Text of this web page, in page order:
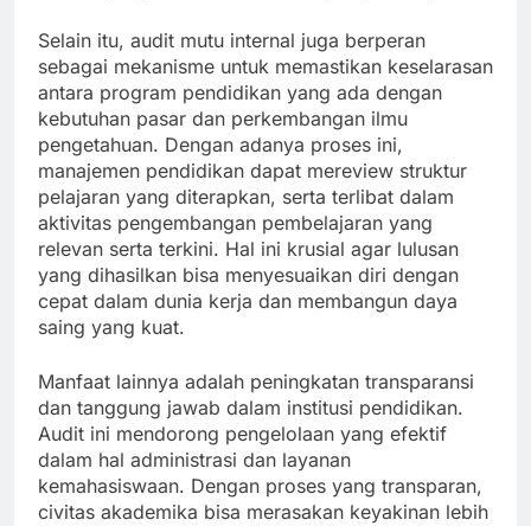
Selain itu, audit mutu internal juga berperan
sebagai mekanisme untuk memastikan keselarasan
antara program pendidikan yang ada dengan
kebutuhan pasar dan perkembangan ilmu
pengetahuan. Dengan adanya proses ini,
manajemen pendidikan dapat mereview struktur
pelajaran yang diterapkan, serta terlibat dalam
aktivitas pengembangan pembelajaran yang
relevan serta terkini. Hal ini krusial agar lulusan
yang dihasilkan bisa menyesuaikan diri dengan
cepat dalam dunia kerja dan membangun daya
saing yang kuat.
Manfaat lainnya adalah peningkatan transparansi
dan tanggung jawab dalam institusi pendidikan.
Audit ini mendorong pengelolaan yang efektif
dalam hal administrasi dan layanan
kemahasiswaan. Dengan proses yang transparan,
civitas akademika bisa merasakan keyakinan lebih